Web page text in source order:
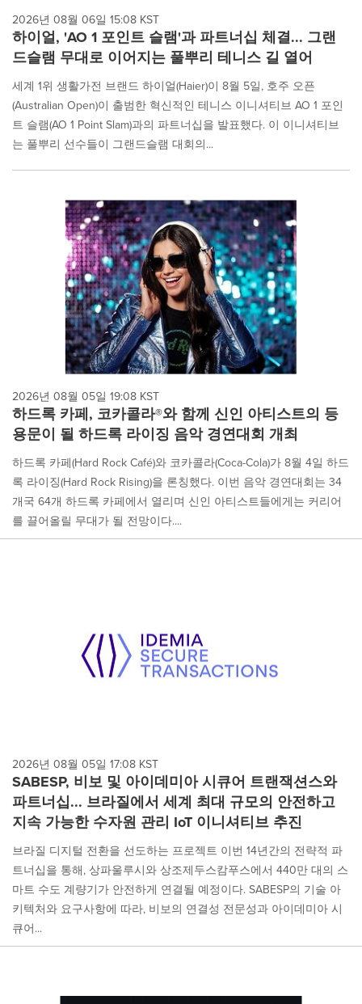
2026년 08월 06일 15:08 KST
하이얼, 'AO 1 포인트 슬램'과 파트너십 체결... 그랜
드슬램 무대로 이어지는 풀뿌리 테니스 길 열어
세계 1위 생활가전 브랜드 하이얼(Haier)이 8월 5일, 호주 오픈
(Australian Open)이 출범한 혁신적인 테니스 이니셔티브 AO 1 포인
트 슬램(AO 1 Point Slam)과의 파트너십을 발표했다. 이 이니셔티브
는 풀뿌리 선수들이 그랜드슬램 대회의...
2026년 08월 05일 19:08 KST
하드록 카페, 코카콜라®와 함께 신인 아티스트의 등
용문이 될 하드록 라이징 음악 경연대회 개최
하드록 카페(Hard Rock Café)와 코카콜라(Coca-Cola)가 8월 4일 하드
록 라이징(Hard Rock Rising)을 론칭했다. 이번 음악 경연대회는 34
개국 64개 하드록 카페에서 열리며 신인 아티스트들에게는 커리어
를 끌어올릴 무대가 될 전망이다....
2026년 08월 05일 17:08 KST
SABESP, 비보 및 아이데미아 시큐어 트랜잭션스와
파트너십... 브라질에서 세계 최대 규모의 안전하고
지속 가능한 수자원 관리 IoT 이니셔티브 추진
브라질 디지털 전환을 선도하는 프로젝트 이번 14년간의 전략적 파
트너십을 통해, 상파울루시와 상조제두스캄푸스에서 440만 대의 스
마트 수도 계량기가 안전하게 연결될 예정이다. SABESP의 기술 아
키텍처와 요구사항에 따라, 비보의 연결성 전문성과 아이데미아 시
큐어...